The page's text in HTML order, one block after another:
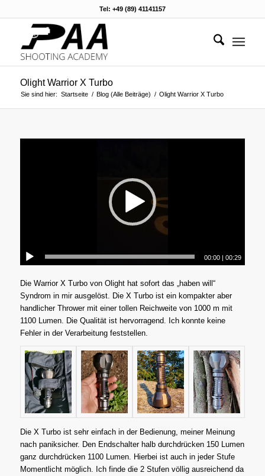
Tel: +49 (89) 41141157
Olight Warrior X Turbo
Sie sind hier: Startseite / Blog (Alle Beiträge) / Olight Warrior X Turbo
00:00 |00:29
Die Warrior X Turbo von Olight hat sofort das „haben will“
Syndrom in mir ausgelöst. Die X Turbo ist ein kompakter aber
handlicher Thrower mit einer tollen Reichweite von 1000 m mit
1100 Lumen. Die Qualität ist hervorragend. Ich konnte keine
Fehler in der Verarbeitung feststellen.
Die X Turbo ist sehr einfach in der Bedienung, meiner Meinung
nach paniksicher. Den Endschalter halb durchdrücken 150 Lumen
ganz durchdrücken 1100 Lumen. Hierbei ist auch in jeder Stufe
Momentlicht möglich. Ich finde die 2 Stufen völlig ausreichend da